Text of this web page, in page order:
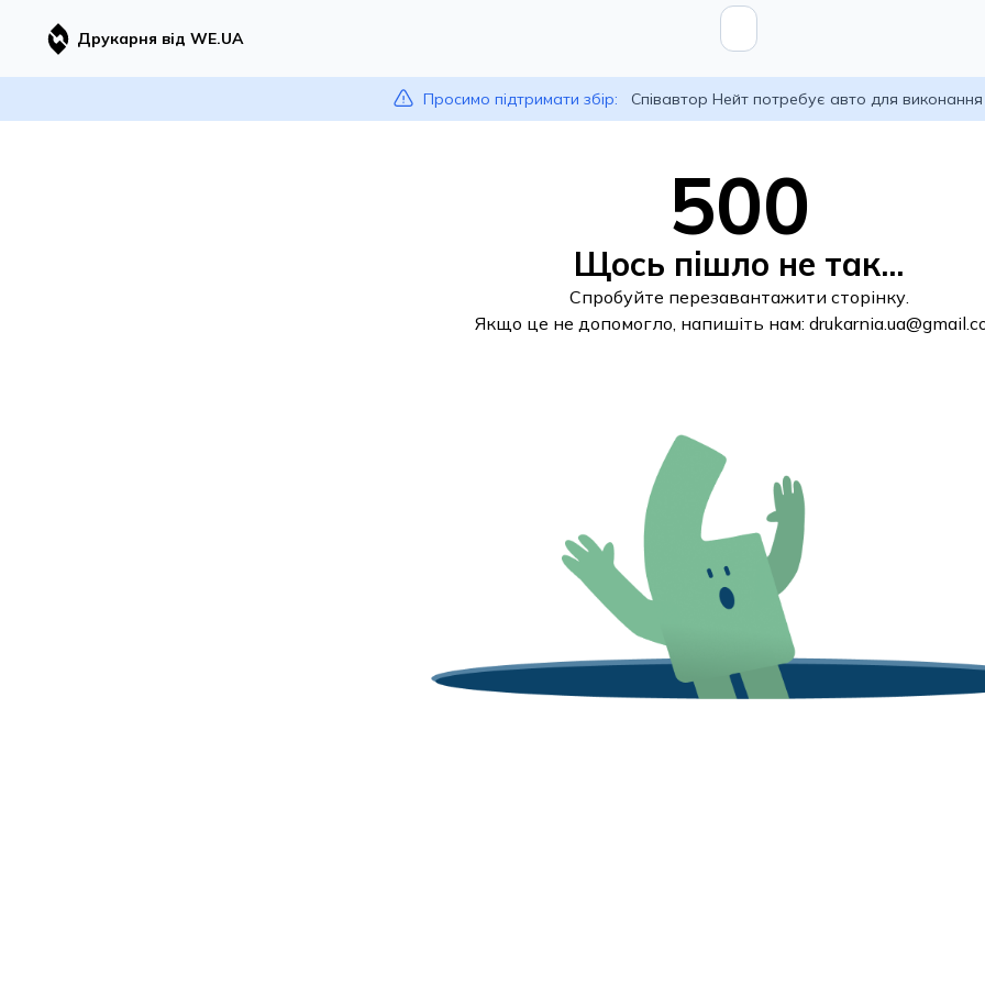
Друкарня від WE.UA
Просимо підтримати збір: Співавтор Нейт потребує авто для
500
Щось пішло не так...
Спробуйте перезавантажити сторінку.
Якщо це не допомогло, напишіть нам: